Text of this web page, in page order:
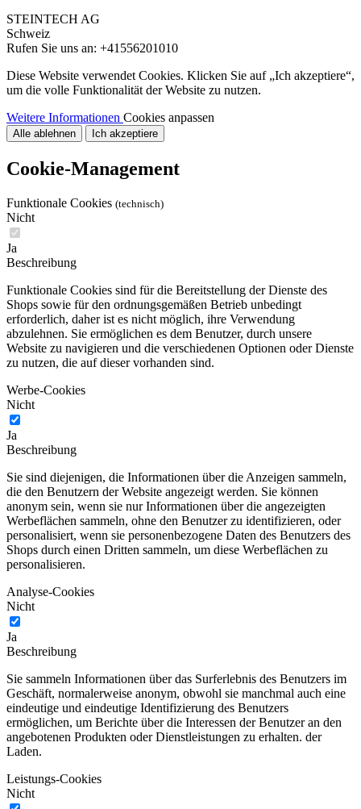
STEINTECH AG
Schweiz
Rufen Sie uns an: +41556201010
Diese Website verwendet Cookies. Klicken Sie auf „Ich akzeptiere“,
um die volle Funktionalität der Website zu nutzen.
Weitere Informationen Cookies anpassen
Alle ablehnen Ich akzeptiere
Cookie-Management
Funktionale Cookies (technisch)
Nicht
Ja
Beschreibung
Funktionale Cookies sind für die Bereitstellung der Dienste des
Shops sowie für den ordnungsgemäßen Betrieb unbedingt
erforderlich, daher ist es nicht möglich, ihre Verwendung
abzulehnen. Sie ermöglichen es dem Benutzer, durch unsere
Website zu navigieren und die verschiedenen Optionen oder Dienste
zu nutzen, die auf dieser vorhanden sind.
Werbe-Cookies
Nicht
Ja
Beschreibung
Sie sind diejenigen, die Informationen über die Anzeigen sammeln,
die den Benutzern der Website angezeigt werden. Sie können
anonym sein, wenn sie nur Informationen über die angezeigten
Werbeflächen sammeln, ohne den Benutzer zu identifizieren, oder
personalisiert, wenn sie personenbezogene Daten des Benutzers des
Shops durch einen Dritten sammeln, um diese Werbeflächen zu
personalisieren.
Analyse-Cookies
Nicht
Ja
Beschreibung
Sie sammeln Informationen über das Surferlebnis des Benutzers im
Geschäft, normalerweise anonym, obwohl sie manchmal auch eine
eindeutige und eindeutige Identifizierung des Benutzers
ermöglichen, um Berichte über die Interessen der Benutzer an den
angebotenen Produkten oder Dienstleistungen zu erhalten. der
Laden.
Leistungs-Cookies
Nicht